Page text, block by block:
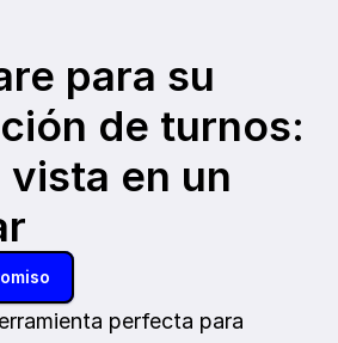
para su
de turnos:
en un